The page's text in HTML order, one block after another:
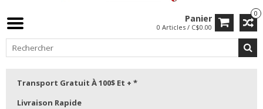
0
Panier
0 Articles / C$0.00
Transport Gratuit À 100$ Et + *
Livraison Rapide